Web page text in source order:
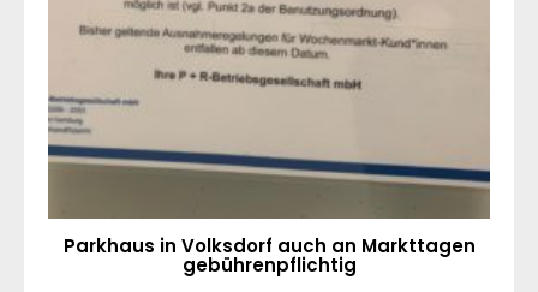
Parkhaus in Volksdorf auch an Markttagen
gebührenpflichtig